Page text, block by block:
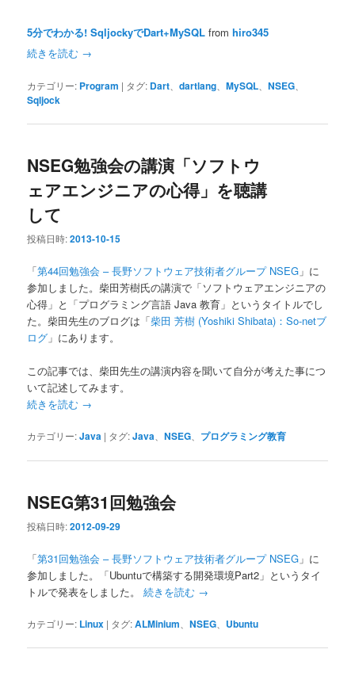
5分でわかる! SqljockyでDart+MySQL fromhiro345
続きを読む →
カテゴリー: Program | タグ: Dart 、dartlang 、MySQL 、NSEG
Sqljock
NSEG勉強会の講演「ソフトウ
ェアエンジニアの心得」を聴講
して
投稿日時:2013-10-15
「第44回勉強会 – 長野ソフトウェア技術者グループ NSEG 」に
参加しました。柴田芳樹氏の講演で「ソフトウェアエンジニアの
心得」と「プログラミング言語 Java 教育」というタイトルでし
た。柴田先生のブログは「柴田 芳樹 (Yoshiki Shibata)：So-netブ
ログ 」にあります。
この記事では、柴田先生の講演内容を聞いて自分が考えた事につ
いて記述してみます。
続きを読む →
カテゴリー:Java | タグ:Java、NSEG、 プログラミング教育
NSEG第31回勉強会
投稿日時:2012-09-29
「第31回勉強会 – 長野ソフトウェア技術者グループ NSEG 」に
参加しました。「Ubuntuで構築する開発環境Part2」というタイ
トルで発表をしました。続きを読む →
カテゴリー: Linux | タグ:ALMinium 、NSEG Ubuntu